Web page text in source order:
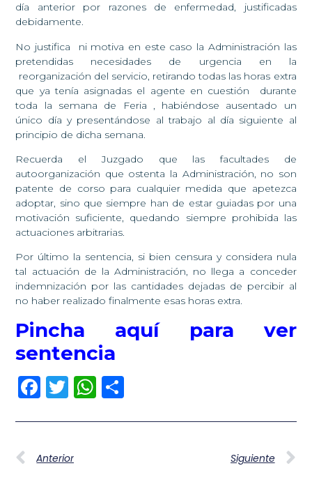
día anterior por razones de enfermedad, justificadas
debidamente.
No justifica ni motiva en este caso la Administración las
pretendidas necesidades de urgencia en la
reorganización del servicio, retirando todas las horas extra
que ya tenía asignadas el agente en cuestión durante
toda la semana de Feria , habiéndose ausentado un
único día y presentándose al trabajo al día siguiente al
principio de dicha semana.
Recuerda el Juzgado que las facultades de
autoorganización que ostenta la Administración, no son
patente de corso para cualquier medida que apetezca
adoptar, sino que siempre han de estar guiadas por una
motivación suficiente, quedando siempre prohibida las
actuaciones arbitrarias.
Por último la sentencia, si bien censura y considera nula
tal actuación de la Administración, no llega a conceder
indemnización por las cantidades dejadas de percibir al
no haber realizado finalmente esas horas extra.
Pincha aquí para ver
sentencia
Facebook
Twitter
WhatsApp
Anterior Siguiente